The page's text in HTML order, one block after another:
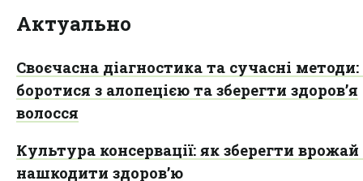
Актуально
Своєчасна діагностика та сучасні
боротися з алопецією та зберегти здоров’я
волосся
Культура консервації: як зберегти врожай
нашкодити здоров’ю